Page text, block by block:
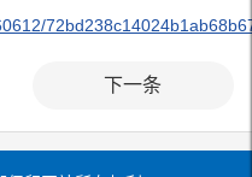
下一条